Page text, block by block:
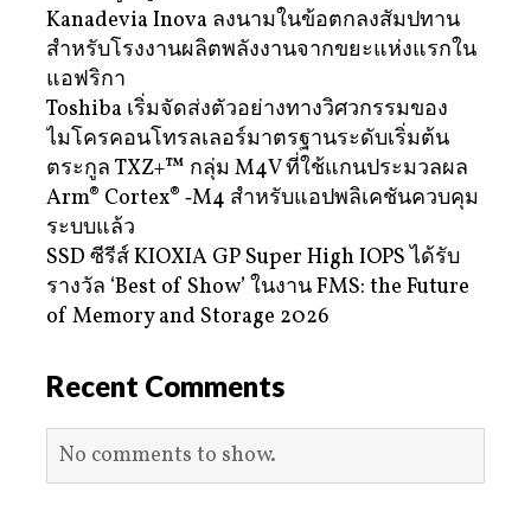
Kanadevia Inova ลงนามในข้อตกลงสัมปทาน
สำหรับโรงงานผลิตพลังงานจากขยะแห่งแรกใน
แอฟริกา
Toshiba เริ่มจัดส่งตัวอย่างทางวิศวกรรมของ
ไมโครคอนโทรลเลอร์มาตรฐานระดับเริ่มต้น
ตระกูล TXZ+™ กลุ่ม M4V ที่ใช้แกนประมวลผล
Arm® Cortex® ‑M4 สำหรับแอปพลิเคชันควบคุม
ระบบแล้ว
SSD ซีรีส์ KIOXIA GP Super High IOPS ได้รับ
รางวัล ‘Best of Show’ ในงาน FMS: the Future
of Memory and Storage 2026
Recent Comments
No comments to show.